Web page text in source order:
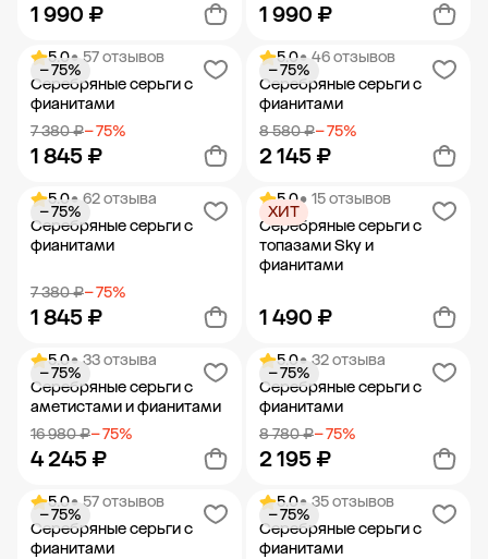
1 990 ₽
Добавить в корзину
1 990 ₽
Добавить в корзину
5.0• 57 отзывов
Серебряные серьги с
фианитами
7 380 ₽− 75%
1 845 ₽
− 75%
Добавить в корзину
5.0• 46 отзывов
Серебряные серьги с
фианитами
8 580 ₽− 75%
2 145 ₽
− 75%
Добавить в корзину
5.0• 62 отзыва
Серебряные серьги с
фианитами
7 380 ₽− 75%
1 845 ₽
− 75%
Добавить в корзину
5.0• 15 отзывов
Серебряные серьги с
топазами Sky и
фианитами
1 490 ₽
ХИТ
Добавить в корзину
5.0• 33 отзыва
Серебряные серьги с
аметистами и фианитами
16 980 ₽− 75%
4 245 ₽
− 75%
Добавить в корзину
5.0• 32 отзыва
Серебряные серьги с
фианитами
8 780 ₽− 75%
2 195 ₽
− 75%
Добавить в корзину
5.0• 57 отзывов
Серебряные серьги с
фианитами
− 75%
5.0• 35 отзывов
Серебряные серьги с
фианитами
− 75%